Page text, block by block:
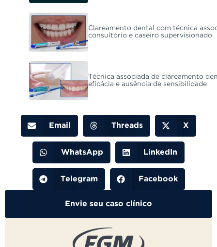
Clareamento dental com técnica
consultório e caseiro supervisionado
Técnica associada de clareamento
eficácia e ausência de sensibilidade
Email Threads X
WhatsApp LinkedIn
Telegram Facebook
Envie seu caso clínico